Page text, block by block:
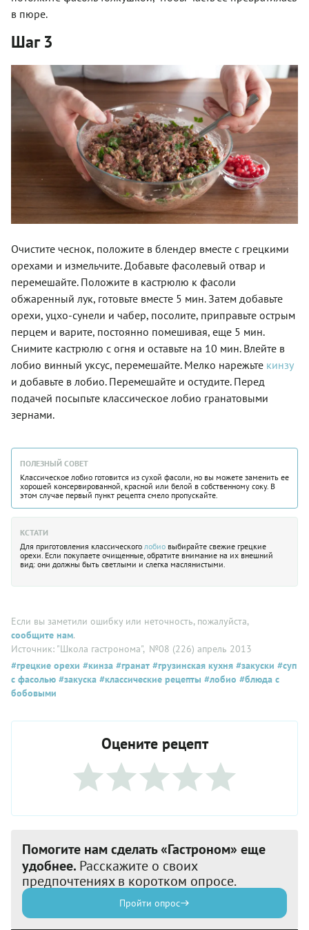
в пюре.
Шаг 3
Очистите чеснок, положите в блендер вместе с грецкими
орехами и измельчите. Добавьте фасолевый отвар и
перемешайте. Положите в кастрюлю к фасоли
обжаренный лук, готовьте вместе 5 мин. Затем добавьте
орехи, уцхо-сунели и чабер, посолите, приправьте острым
перцем и варите, постоянно помешивая, еще 5 мин.
Снимите кастрюлю с огня и оставьте на 10 мин. Влейте в
лобио винный уксус, перемешайте. Мелко нарежьте кинзу
и добавьте в лобио. Перемешайте и остудите. Перед
подачей посыпьте классическое лобио гранатовыми
зернами.
ПОЛЕЗНЫЙ СОВЕТ
Классическое лобио готовится из сухой фасоли, но вы можете заменить ее
хорошей консервированной, красной или белой в собственному соку. В
этом случае первый пункт рецепта смело пропускайте.
КСТАТИ
Для приготовления классического лобио выбирайте свежие грецкие
орехи. Если покупаете очищенные, обратите внимание на их внешний
вид: они должны быть светлыми и слегка маслянистыми.
Если вы заметили ошибку или неточность, пожалуйста,
сообщите нам.
Источник: "Школа гастронома", №08 (226) апрель 2013
#грецкие орехи #кинза #гранат #грузинская кухня #закуски #суп
с фасолью #закуска #классические рецепты #лобио #блюда с
бобовыми
Оцените рецепт
Помогите нам сделать «Гастроном» еще
удобнее. Расскажите о своих
предпочтениях в коротком опросе.
Пройти опрос